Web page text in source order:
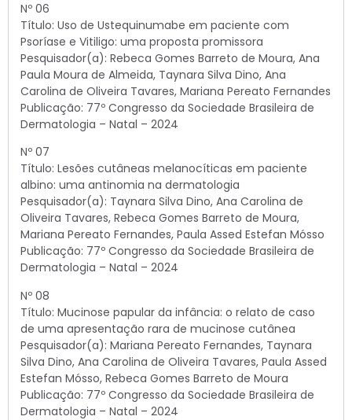
Nº 06
Título: Uso de Ustequinumabe em paciente com
Psoríase e Vitiligo: uma proposta promissora
Pesquisador(a): Rebeca Gomes Barreto de Moura, Ana
Paula Moura de Almeida, Taynara Silva Dino, Ana
Carolina de Oliveira Tavares, Mariana Pereato Fernandes
Publicação: 77º Congresso da Sociedade Brasileira de
Dermatologia – Natal – 2024
Nº 07
Título: Lesões cutâneas melanocíticas em paciente
albino: uma antinomia na dermatologia
Pesquisador(a): Taynara Silva Dino, Ana Carolina de
Oliveira Tavares, Rebeca Gomes Barreto de Moura,
Mariana Pereato Fernandes, Paula Assed Estefan Mósso
Publicação: 77º Congresso da Sociedade Brasileira de
Dermatologia – Natal – 2024
Nº 08
Título: Mucinose papular da infância: o relato de caso
de uma apresentação rara de mucinose cutânea
Pesquisador(a): Mariana Pereato Fernandes, Taynara
Silva Dino, Ana Carolina de Oliveira Tavares, Paula Assed
Estefan Mósso, Rebeca Gomes Barreto de Moura
Publicação: 77º Congresso da Sociedade Brasileira de
Dermatologia – Natal – 2024